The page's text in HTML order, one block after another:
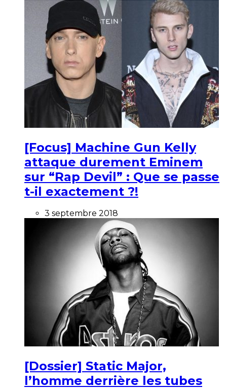
[Focus] Machine Gun Kelly
attaque durement Eminem
sur “Rap Devil” : Que se passe
t-il exactement ?!
3 septembre 2018
[Dossier] Static Major,
l’homme derrière les tubes